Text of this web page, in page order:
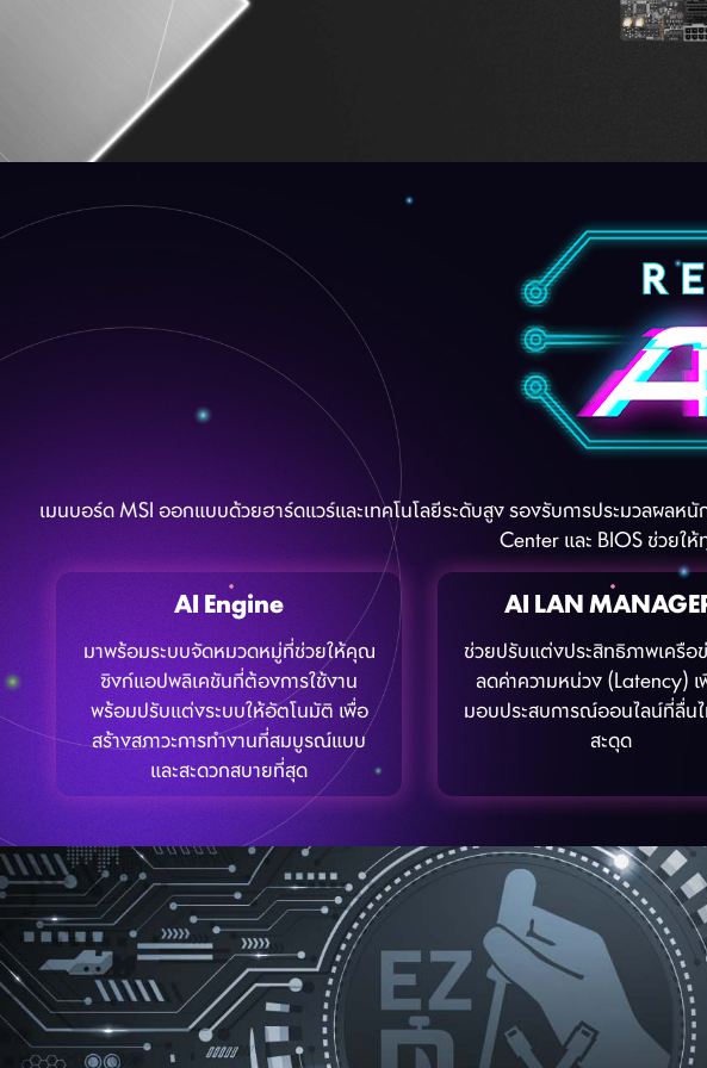
เมนบอร์ด MSI ออกแบบด้วยฮาร์ดแวร์และเทคโนโลยีระดับสูง รองรับการประมวลผลหนั
Center และ BIOS ช่วยใ
AI Engine
มาพร้อมระบบจัดหมวดหมู่ที่ช่วยให้คุณ
ซิงก์แอปพลิเคชันที่ต้องการใช้งาน
พร้อมปรับแต่งระบบให้อัตโนมัติ เพื่อ
สร้างสภาวะการทำงานที่สมบูรณ์แบบ
และสะดวกสบายที่สุด
AI LAN
ช่วยปรับแต่งประสิทธิภาพเครือ
ลดค่าความหน่วง (Latency)
มอบประสบการณ์ออนไลน์ที่ลื่น
สะดุด